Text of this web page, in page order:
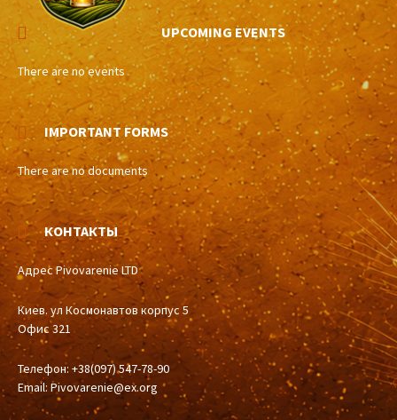
UPCOMING EVENTS
There are no events
IMPORTANT FORMS
There are no documents
КОНТАКТЫ
Адрес Pivovarenie LTD
Киев. ул Космонавтов корпус 5
Офис 321
Телефон: +38(097) 547-78-90
Email: Pivovarenie@ex.org